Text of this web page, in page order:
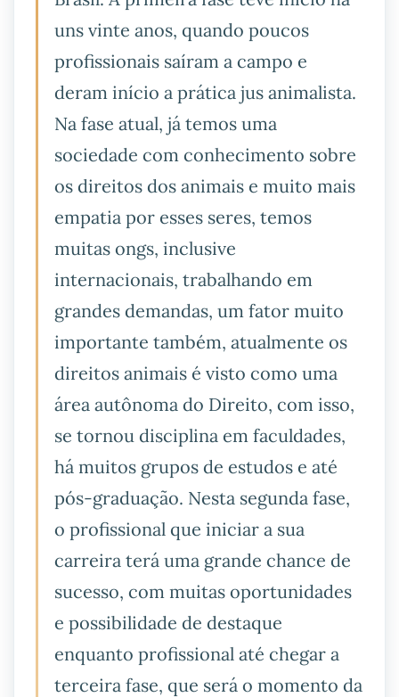
uns vinte anos, quando poucos
profissionais saíram a campo e
deram início a prática jus animalista.
Na fase atual, já temos uma
sociedade com conhecimento sobre
os direitos dos animais e muito mais
empatia por esses seres, temos
muitas ongs, inclusive
internacionais, trabalhando em
grandes demandas, um fator muito
importante também, atualmente os
direitos animais é visto como uma
área autônoma do Direito, com isso,
se tornou disciplina em faculdades,
há muitos grupos de estudos e até
pós-graduação. Nesta segunda fase,
o profissional que iniciar a sua
carreira terá uma grande chance de
sucesso, com muitas oportunidades
e possibilidade de destaque
enquanto profissional até chegar a
terceira fase, que será o momento da